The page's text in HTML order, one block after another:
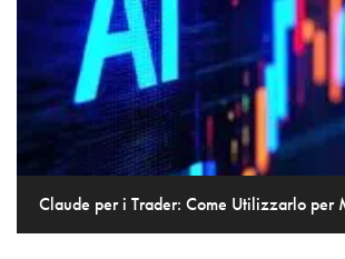
Claude per i Trader: Come Utilizzarlo per